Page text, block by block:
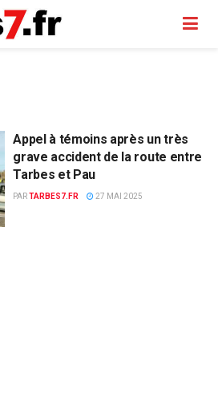
Appel à témoins après un très
grave accident de la route entre
Tarbes et Pau
PARTARBES7.FR 27 MAI 2025